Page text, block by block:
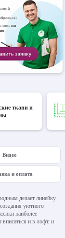
ткани и
Видео
и оплата
делает линейку
уютного
наиболее
и в лофт, и